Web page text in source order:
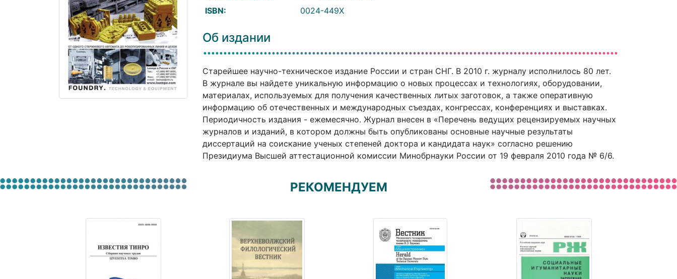
ISBN:
0024-449X
Об издании
Старейшее научно-техническое издание России и стран СНГ. В 2010 г. журналу исполнилось 80 лет.
В журнале вы найдете уникальную информацию о новых процессах и технологиях, оборудовании,
материалах, используемых для получения качественных литых заготовок, а также оперативную
информацию об отечественных и международных съездах, конгрессах, конференциях и выставках.
Периодичность издания - ежемесячно. Журнал внесен в «Перечень ведущих рецензируемых научных
журналов и изданий, в котором должны быть опубликованы основные научные результаты
диссертаций на соискание ученых степеней доктора и кандидата наук» согласно решению
Президиума Высшей аттестационной комиссии Минобрнауки России от 19 февраля 2010 года № 6/6.
РЕКОМЕНДУЕМ